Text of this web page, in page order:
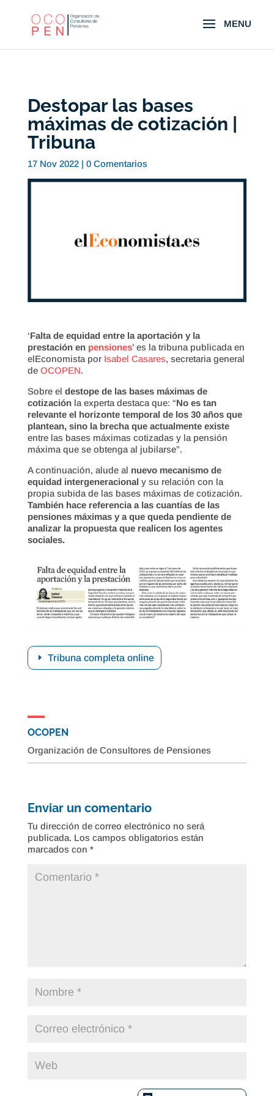
Destopar las bases
máximas de cotización |
Tribuna
17 Nov 2022| 0 Comentarios
‘Falta de equidad entre la aportación y la
prestación en pensiones’ es la tribuna publicada en
elEconomista por Isabel Casares, secretaria general
de OCOPEN.
Sobre el destope de las bases máximas de
cotizaciónla experta destaca que: “No es tan
relevante el horizonte temporal de los 30 años que
plantean, sino la brecha que actualmente existe
entre las bases máximas cotizadas y la pensión
máxima que se obtenga al jubilarse”.
A continuación, alude al nuevo mecanismo de
equidad intergeneracional y su relación con la
propia subida de las bases máximas de cotización.
También hace referencia a las cuantías de las
pensiones máximas y a que queda pendiente de
analizar la propuesta que realicen los agentes
sociales.
Tribuna completa online
OCOPEN
Organización de Consultores de Pensiones
Enviar un comentario
Tu dirección de correo electrónico no será
publicada. Los campos obligatorios están
marcados con *